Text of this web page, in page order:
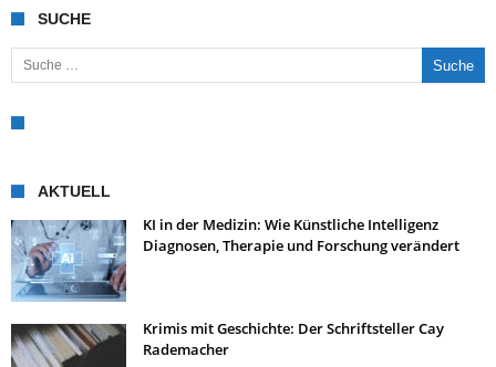
SUCHE
Suche nach:
AKTUELL
KI in der Medizin: Wie Künstliche Intelligenz
Diagnosen, Therapie und Forschung verändert
Krimis mit Geschichte: Der Schriftsteller Cay
Rademacher